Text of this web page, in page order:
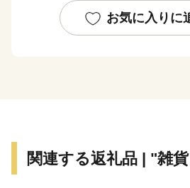
一定の到達点に達し、成熟した都
るに至っています。
お気に入りに
関連する返礼品 | "雑